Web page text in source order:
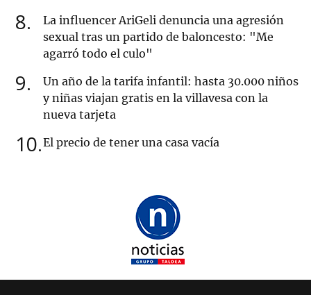
8
La influencer AriGeli denuncia una agresión
sexual tras un partido de baloncesto: "Me
agarró todo el culo"
9
Un año de la tarifa infantil: hasta 30.000 niños
y niñas viajan gratis en la villavesa con la
nueva tarjeta
10 El precio de tener una casa vacía